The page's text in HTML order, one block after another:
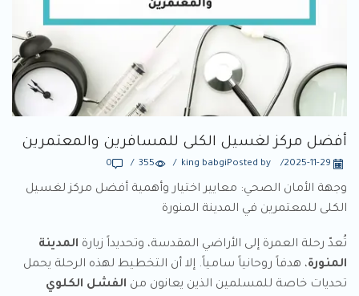
أفضل مركز لغسيل الكلى للمسافرين والمعتمرين
/
Posted by
king babgi
/
355
/
0
وجهة الأمان الصحي: معايير اختيار وأهمية أفضل مركز لغسيل
الكلى للمعتمرين في المدينة المنورة
تُعدّ رحلة العمرة إلى الأراضي المقدسة، وتحديداً زيارة المدينة
المنورة، هدفاً روحانياً سامياً. إلا أن التخطيط لهذه الرحلة يحمل
تحديات خاصة للمسلمين الذين يعانون من الفشل الكلوي